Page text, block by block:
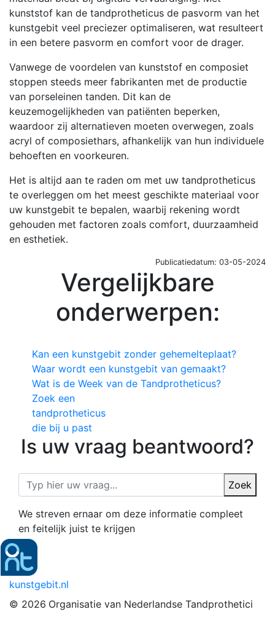
kunststof kan de tandprotheticus de pasvorm van het
kunstgebit veel preciezer optimaliseren, wat resulteert
in een betere pasvorm en comfort voor de drager.
Vanwege de voordelen van kunststof en composiet
stoppen steeds meer fabrikanten met de productie
van porseleinen tanden. Dit kan de
keuzemogelijkheden van patiënten beperken,
waardoor zij alternatieven moeten overwegen, zoals
acryl of composiethars, afhankelijk van hun individuele
behoeften en voorkeuren.
Het is altijd aan te raden om met uw tandprotheticus
te overleggen om het meest geschikte materiaal voor
uw kunstgebit te bepalen, waarbij rekening wordt
gehouden met factoren zoals comfort, duurzaamheid
en esthetiek.
Publicatiedatum: 03-05-2024
Vergelijkbare
onderwerpen:
Kan een kunstgebit zonder gehemelteplaat?
Waar wordt een kunstgebit van gemaakt?
Wat is de Week van de Tandprotheticus?
Zoek een
tandprotheticus
die bij u past
Is uw vraag beantwoord?
Zoek
We streven ernaar om deze informatie compleet
en feitelijk juist te krijgen
kunstgebit.nl
© 2026 Organisatie van Nederlandse Tandprothetici